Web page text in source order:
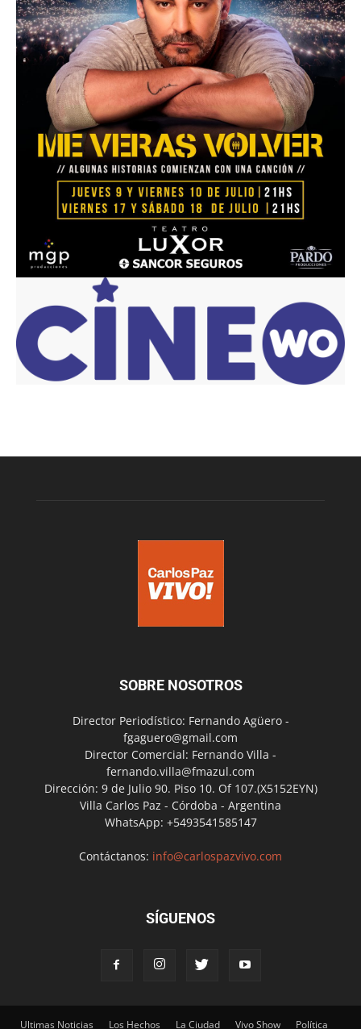
SOBRE NOSOTROS
Director Periodístico: Fernando Agüero -
fgaguero@gmail.com
Director Comercial: Fernando Villa -
fernando.villa@fmazul.com
Dirección: 9 de Julio 90. Piso 10. Of 107.(X5152EYN)
Villa Carlos Paz - Córdoba - Argentina
WhatsApp: +5493541585147
Contáctanos: info@carlospazvivo.com
SÍGUENOS
Ultimas Noticias Los Hechos La Ciudad Vivo Show Política